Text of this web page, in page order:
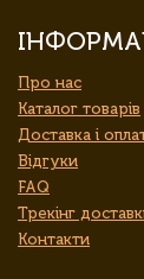
Про нас
Каталог товарів
Доставка і
Відгуки
FAQ
Трекінг
Контакти